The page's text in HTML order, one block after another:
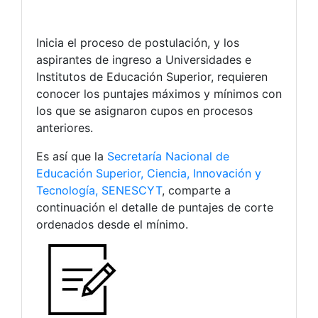
Inicia el proceso de postulación, y los
aspirantes de ingreso a Universidades e
Institutos de Educación Superior, requieren
conocer los puntajes máximos y mínimos con
los que se asignaron cupos en procesos
anteriores.
Es así que la Secretaría Nacional de
Educación Superior, Ciencia, Innovación y
Tecnología, SENESCYT, comparte a
continuación el detalle de puntajes de corte
ordenados desde el mínimo.